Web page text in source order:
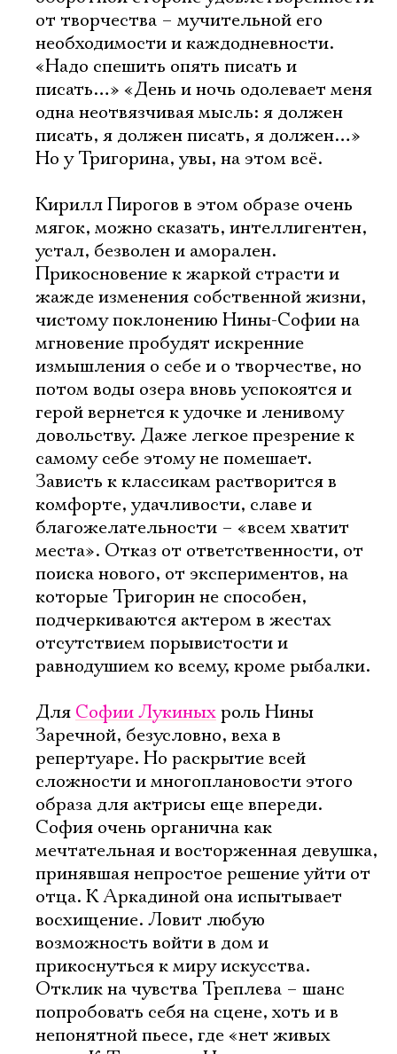
от творчества – мучительной его
необходимости и каждодневности.
«Надо спешить опять писать и
писать…» «День и ночь одолевает меня
одна неотвязчивая мысль: я должен
писать, я должен писать, я должен…»
Но у Тригорина, увы, на этом всё.
Кирилл Пирогов в этом образе очень
мягок, можно сказать, интеллигентен,
устал, безволен и аморален.
Прикосновение к жаркой страсти и
жажде изменения собственной жизни,
чистому поклонению Нины-Софии на
мгновение пробудят искренние
измышления о себе и о творчестве, но
потом воды озера вновь успокоятся и
герой вернется к удочке и ленивому
довольству. Даже легкое презрение к
самому себе этому не помешает.
Зависть к классикам растворится в
комфорте, удачливости, славе и
благожелательности – «всем хватит
места». Отказ от ответственности, от
поиска нового, от экспериментов, на
которые Тригорин не способен,
подчеркиваются актером в жестах
отсутствием порывистости и
равнодушием ко всему, кроме рыбалки.
Для Софии Лукиныхроль Нины
Заречной, безусловно, веха в
репертуаре. Но раскрытие всей
сложности и многоплановости этого
образа для актрисы еще впереди.
София очень органична как
мечтательная и восторженная девушка,
принявшая непростое решение уйти от
отца. К Аркадиной она испытывает
восхищение. Ловит любую
возможность войти в дом и
прикоснуться к миру искусства.
Отклик на чувства Треплева – шанс
попробовать себя на сцене, хоть и в
непонятной пьесе, где «нет живых